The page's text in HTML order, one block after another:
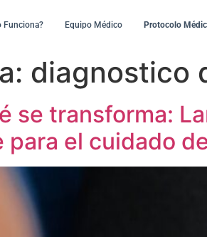
Funciona? Equipo Médico Protocolo
diagnostico
se transforma:
para el cuidado